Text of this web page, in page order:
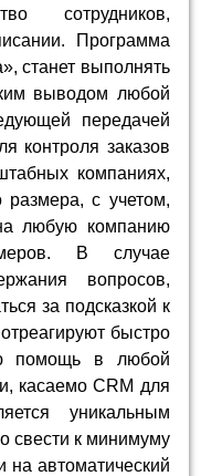
сотрудников,
Программа
станет выполнять
выводом любой
передачей
контроля заказов
компаниях,
с учетом,
любую компанию
В случае
вопросов,
за подсказкой к
быстро
помощь в любой
касаемо CRM для
уникальным
свести к минимуму
на автоматический